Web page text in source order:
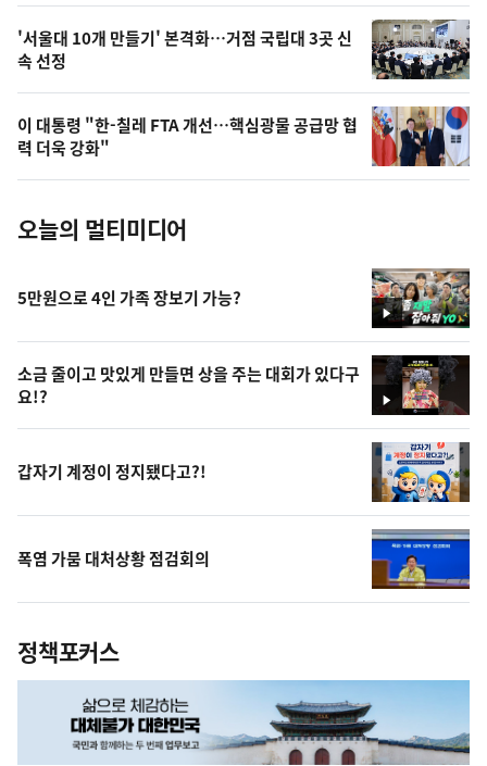
오
늘
의
사
진
'서울대 10개 만들기' 본격화…거점 국립대 3곳 신
속 선정
이 대통령 "한-칠레 FTA 개선…핵심광물 공급망 협
력 더욱 강화"
오늘의 멀티미디어
영
상
5만원으로 4인 가족 장보기 가능?
영
상
소금 줄이고 맛있게 만들면 상을 주는 대회가 있다구
요!?
갑자기 계정이 정지됐다고?!
폭염 가뭄 대처상황 점검회의
정책포커스